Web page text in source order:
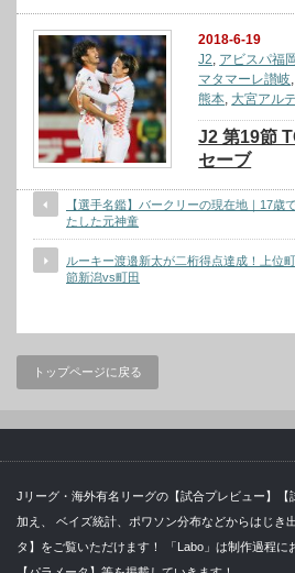
2018-6-19
J2, アビスパ福
マタマーレ讃岐,
熊本, 大宮アル
J2 第19節
セーブ
【選手名鑑】バークリーの現在地｜17歳
たした元神童
ルーキー渡邉新太が二桁得点達成！上位
節新潟vs町田
トップページに戻る
Jリーグ・海外有名リーグの【試合プレビュー】【
加え、 ベイズ統計、ポワソン分布などからはじき
タ】をご覧いただけます！ 「Labo」は制作過程に